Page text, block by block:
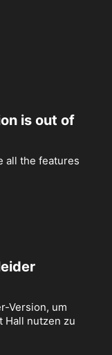
is out of
all the features
Version, um
Hall nutzen zu